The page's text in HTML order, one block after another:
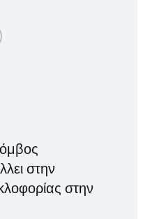
στην
στην